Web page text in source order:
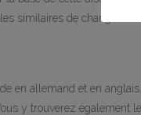
similaires de
en allemand et en
y trouverez également